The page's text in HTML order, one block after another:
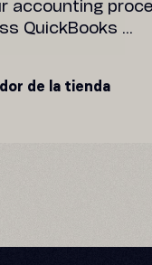
accounting
QuickBooks ...
de la tienda